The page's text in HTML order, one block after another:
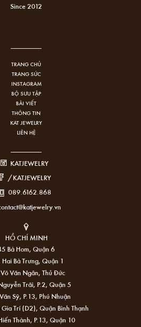
Since 2012
TRANG CHỦ
TRANG SỨC
INSTAGRAM
BỘ SƯU TẬP
BÀI VIẾT
THÔNG TIN
KAT JEWELRY
LIÊN HỆ
KATJEWELRY
/KATJEWELRY
089.6162.868
HỒ CHÍ MINH
Bà Hom, Quận 6
Bà Trưng, Quận 1
Văn Ngân, Thủ Đức
Trãi, P.2, Quận 5
Sỹ, P.13, Phú Nhuận
Trí (D2), Quận Bình Thạnh
Thành, P.13, Quận 10